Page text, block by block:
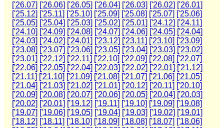
['26.07] ['26.06] ['26.05] ['26.04] ['26.03] ['26.02] ['26.01]
['25.12] ['25.11] ['25.10] ['25.09] ['25.08] ['25.07] ['25.06]
['25.05] ['25.04] ['25.03] ['25.02] ['25.01] ['24.12] ['24.11]
['24.10] ['24.09] ['24.08] ['24.07] ['24.06] ['24.05] ['24.04]
['24.03] ['24.02] ['24.01] ['23.12] ['23.11] ['23.10] ['23.09]
['23.08] ['23.07] ['23.06] ['23.05] ['23.04] ['23.03] ['23.02]
['23.01] ['22.12] ['22.11] ['22.10] ['22.09] ['22.08] ['22.07]
['22.06] ['22.05] ['22.04] ['22.03] ['22.02] ['22.01] ['21.12]
['21.11] ['21.10] ['21.09] ['21.08] ['21.07] ['21.06] ['21.05]
['21.04] ['21.03] ['21.02] ['21.01] ['20.12] ['20.11] ['20.10]
['20.09] ['20.08] ['20.07] ['20.06] ['20.05] ['20.04] ['20.03]
['20.02] ['20.01] ['19.12] ['19.11] ['19.10] ['19.09] ['19.08]
['19.07] ['19.06] ['19.05] ['19.04] ['19.03] ['19.02] ['19.01]
['18.12] ['18.11] ['18.10] ['18.09] ['18.08] ['18.07] ['18.06]